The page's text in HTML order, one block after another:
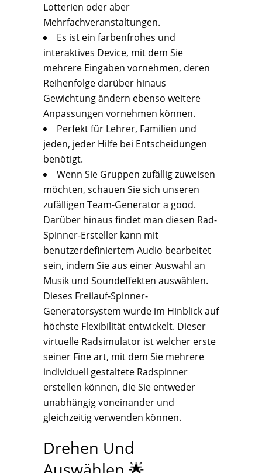
Lotterien oder aber
Mehrfachveranstaltungen.
Es ist ein farbenfrohes und
interaktives Device, mit dem Sie
mehrere Eingaben vornehmen, deren
Reihenfolge darüber hinaus
Gewichtung ändern ebenso weitere
Anpassungen vornehmen können.
Perfekt für Lehrer, Familien und
jeden, jeder Hilfe bei Entscheidungen
benötigt.
Wenn Sie Gruppen zufällig zuweisen
möchten, schauen Sie sich unseren
zufälligen Team-Generator a good.
Darüber hinaus findet man diesen Rad-
Spinner-Ersteller kann mit
benutzerdefiniertem Audio bearbeitet
sein, indem Sie aus einer Auswahl an
Musik und Soundeffekten auswählen.
Dieses Freilauf-Spinner-
Generatorsystem wurde im Hinblick auf
höchste Flexibilität entwickelt. Dieser
virtuelle Radsimulator ist welcher erste
seiner Fine art, mit dem Sie mehrere
individuell gestaltete Radspinner
erstellen können, die Sie entweder
unabhängig voneinander und
gleichzeitig verwenden können.
Drehen Und